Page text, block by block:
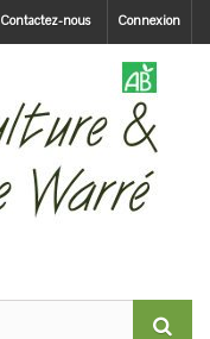
Connexion
Contactez-nous